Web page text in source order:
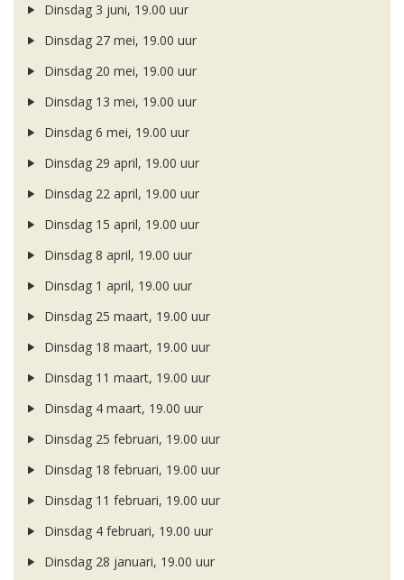
Dinsdag 3 juni, 19.00 uur
Dinsdag 27 mei, 19.00 uur
Dinsdag 20 mei, 19.00 uur
Dinsdag 13 mei, 19.00 uur
Dinsdag 6 mei, 19.00 uur
Dinsdag 29 april, 19.00 uur
Dinsdag 22 april, 19.00 uur
Dinsdag 15 april, 19.00 uur
Dinsdag 8 april, 19.00 uur
Dinsdag 1 april, 19.00 uur
Dinsdag 25 maart, 19.00 uur
Dinsdag 18 maart, 19.00 uur
Dinsdag 11 maart, 19.00 uur
Dinsdag 4 maart, 19.00 uur
Dinsdag 25 februari, 19.00 uur
Dinsdag 18 februari, 19.00 uur
Dinsdag 11 februari, 19.00 uur
Dinsdag 4 februari, 19.00 uur
Dinsdag 28 januari, 19.00 uur